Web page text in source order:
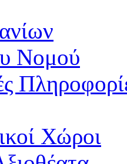
Νομού
Χώροι